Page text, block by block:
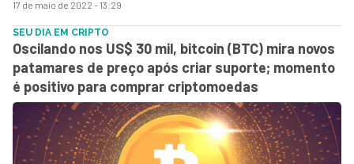
17 de maio de 2022 - 13:29
SEU DIA EM CRIPTO
Oscilando nos US$ 30 mil, bitcoin (BTC) mira novos
patamares de preço após criar suporte; momento
é positivo para comprar criptomoedas